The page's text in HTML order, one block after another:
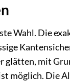
Wahl. Die
mit
möglich. Die